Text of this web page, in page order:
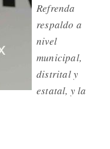
Refrenda
respaldo a
nivel
municipal,
distrital y
estatal, y la